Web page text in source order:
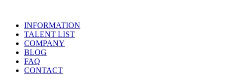
INFORMATION
TALENT LIST
COMPANY
BLOG
FAQ
CONTACT